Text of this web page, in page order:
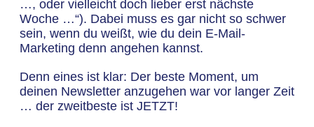
…, oder vielleicht doch lieber erst nächste
Woche …“). Dabei muss es gar nicht so schwer
sein, wenn du weißt, wie du dein E-Mail-
Marketing denn angehen kannst.
Denn eines ist klar: Der beste Moment, um
deinen Newsletter anzugehen war vor langer Zeit
… der zweitbeste ist JETZT!